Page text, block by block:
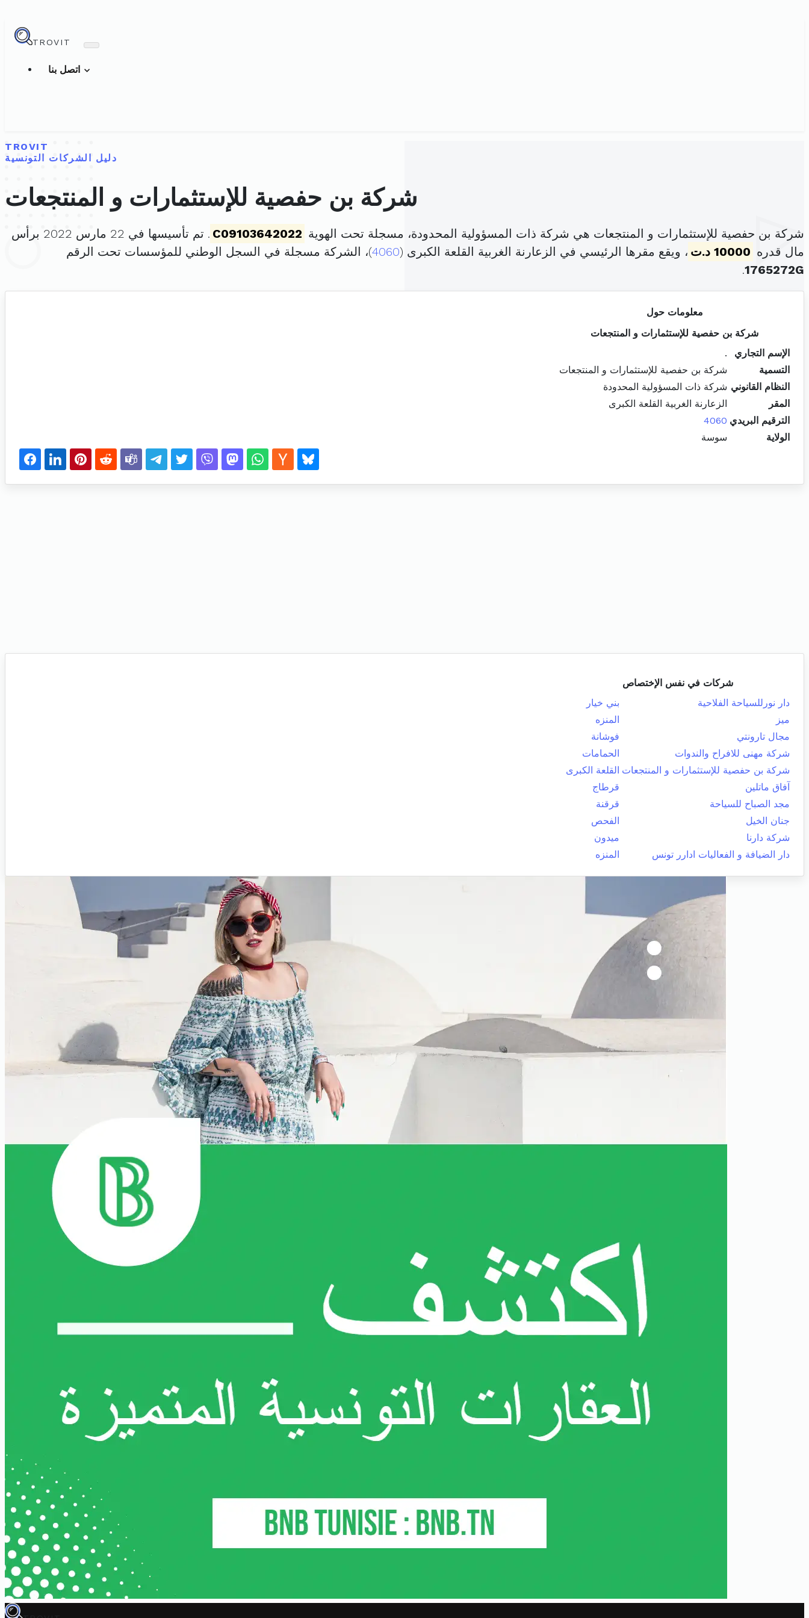
TROVIT
TROVIT
دليل الشركات التونسية
شركة بن حفصية للإستثمارات و المنتجعات
شركة بن حفصية للإستثمارات و المنتجعات هي شركة ذات المسؤولية المحدودة، مسجلة تحت الهوية C09103642022
. تم تأسيسها في 22 مارس 2022 برأس
مال قدره 10000 د.ت ، ويقع مقرها الرئيسي في الزعارنة الغربية القلعة الكبرى (4060)، الشركة مسجلة في السجل الوطني للمؤسسات تحت الرقم
1765272G
.
معلومات حول
شركة بن حفصية للإستثمارات و المنتجعات
الإسم التجاري
.
التسمية
شركة بن حفصية للإستثمارات و المنتجعات
النظام القانوني شركة ذات المسؤولية المحدودة
المقر
الزعارنة الغربية القلعة الكبرى
الترقيم البريدي 4060
الولاية
سوسة
شركات في نفس الإختصاص
دار نورللسياحة الفلاحية
بني خيار
ميز
المنزه
مجال تارونتي
فوشانة
شركة مهنى للافراح والندوات
الحمامات
شركة بن حفصية للإستثمارات و المنتجعات القلعة الكبرى
آفاق ماتلين
قرطاج
مجد الصباح للسياحة
قرقنة
جنان الخيل
الفحص
شركة دارنا
ميدون
دار الضيافة و الفعاليات ادارر تونس
المنزه